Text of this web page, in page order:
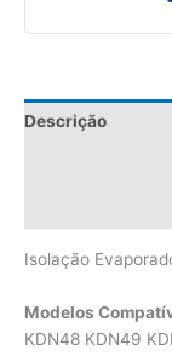
Descrição
Isolação
Modelos
KDN48 KDN49